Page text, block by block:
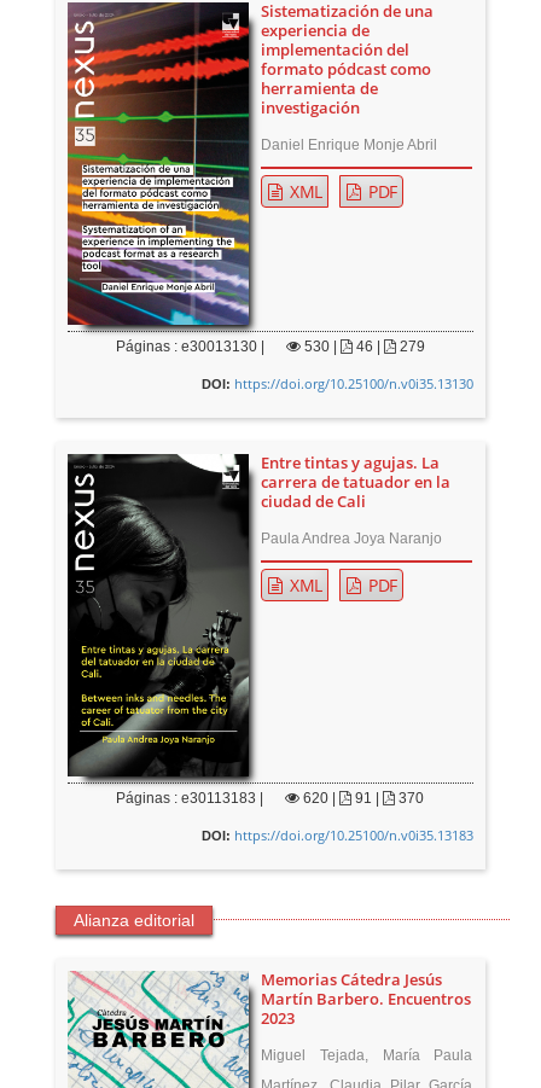
Sistematización de una
experiencia de
implementación del
formato pódcast como
herramienta de
investigación
Daniel Enrique Monje Abril
XML PDF
Páginas : e30013130 | 530| 46 | 279
DOI: https://doi.org/10.25100/n.v0i35.13130
Entre tintas y agujas. La
carrera de tatuador en la
ciudad de Cali
Paula Andrea Joya Naranjo
XML PDF
Páginas : e30113183 | 620 91 | 370
DOI: https://doi.org/10.25100/n.v0i35.13183
Alianza editorial
Memorias Cátedra Jesús
Martín Barbero. Encuentros
2023
Miguel Tejada, María Paula